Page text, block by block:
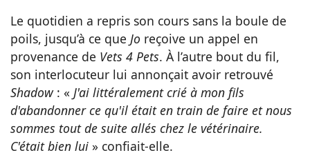
Le quotidien a repris son cours sans la boule de
poils, jusqu’à ce que Jo reçoive un appel en
provenance de Vets 4 Pets. À l’autre bout du fil,
son interlocuteur lui annonçait avoir retrouvé
Shadow : « J'ai littéralement crié à mon fils
d'abandonner ce qu'il était en train de faire et nous
sommes tout de suite allés chez le vétérinaire.
C'était bien lui » confiait-elle.